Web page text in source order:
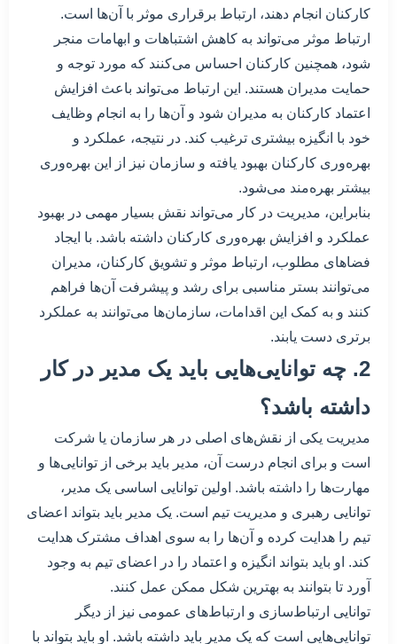
کارکنان انجام دهند، ارتباط برقراری موثر با آن‌ها است.
ارتباط موثر می‌تواند به کاهش اشتباهات و ابهامات منجر
شود، همچنین کارکنان احساس می‌کنند که مورد توجه و
حمایت مدیران هستند. این ارتباط می‌تواند باعث افزایش
اعتماد کارکنان به مدیران شود و آن‌ها را به انجام وظایف
خود با انگیزه بیشتری ترغیب کند. در نتیجه، عملکرد و
بهره‌وری کارکنان بهبود یافته و سازمان نیز از این بهره‌وری
بیشتر بهره‌مند می‌شود.
بنابراین، مدیریت در کار می‌تواند نقش بسیار مهمی در بهبود
عملکرد و افزایش بهره‌وری کارکنان داشته باشد. با ایجاد
فضاهای مطلوب، ارتباط موثر و تشویق کارکنان، مدیران
می‌توانند بستر مناسبی برای رشد و پیشرفت آن‌ها فراهم
کنند و به کمک این اقدامات، سازمان‌ها می‌توانند به عملکرد
برتری دست یابند.
2. چه توانایی‌هایی باید یک مدیر در کار
داشته باشد؟
مدیریت یکی از نقش‌های اصلی در هر سازمان یا شرکت
است و برای انجام درست آن، مدیر باید برخی از توانایی‌ها و
مهارت‌ها را داشته باشد. اولین توانایی اساسی یک مدیر،
توانایی رهبری و مدیریت تیم است. یک مدیر باید بتواند اعضای
تیم را هدایت کرده و آن‌ها را به سوی اهداف مشترک هدایت
کند. او باید بتواند انگیزه و اعتماد را در اعضای تیم به وجود
آورد تا بتوانند به بهترین شکل ممکن عمل کنند.
توانایی ارتباط‌سازی و ارتباط‌های عمومی نیز از دیگر
توانایی‌هایی است که یک مدیر باید داشته باشد. او باید بتواند با